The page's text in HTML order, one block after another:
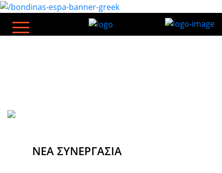
ΝΕΑ ΣΥΝΕΡΓΑΣΙΑ